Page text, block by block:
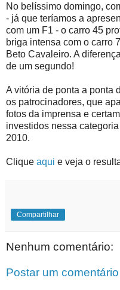
No belíssimo domingo,
- já que teríamos a
com um F1 - o carro 45
briga intensa com o carro
Beto Cavaleiro. A
de um segundo!
A vitória de ponta a ponta
os patrocinadores, que
fotos da imprensa e
investidos nessa
2010.
Clique aqui e veja o
Compartilhar
Nenhum comentário:
Postar um comentário